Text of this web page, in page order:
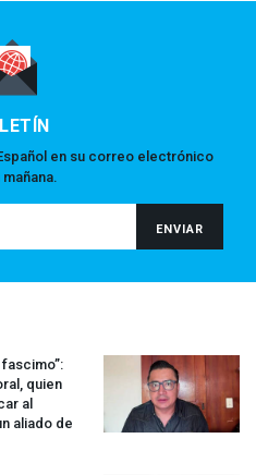
en su correo electrónico
quien
al
aliado de